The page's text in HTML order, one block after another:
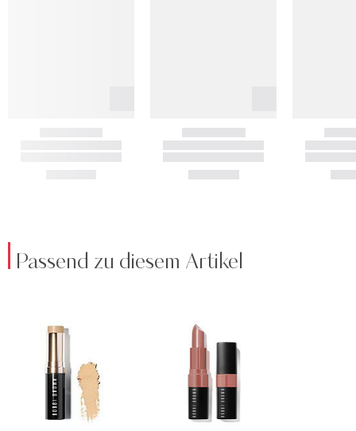
Passend zu diesem Artikel